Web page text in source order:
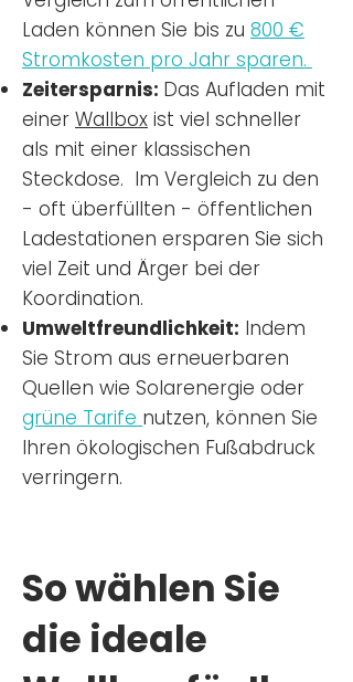
Laden können Sie bis zu 800 €
Stromkosten pro Jahr sparen.
Zeitersparnis: Das Aufladen mit
einer Wallbox ist viel schneller
als mit einer klassischen
Steckdose. Im Vergleich zu den
- oft überfüllten - öffentlichen
Ladestationen ersparen Sie sich
viel Zeit und Ärger bei der
Koordination.
Umweltfreundlichkeit: Indem
Sie Strom aus erneuerbaren
Quellen wie Solarenergie oder
grüne Tarife nutzen, können Sie
Ihren ökologischen Fußabdruck
verringern.
So wählen Sie
die ideale